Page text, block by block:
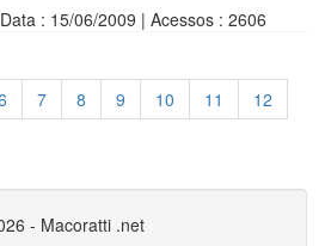
: 15/06/2009 | Acessos : 2606
7 8 9 10 11
12
- Macoratti .net